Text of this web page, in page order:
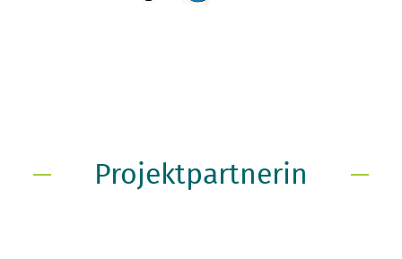
Projektpartnerin